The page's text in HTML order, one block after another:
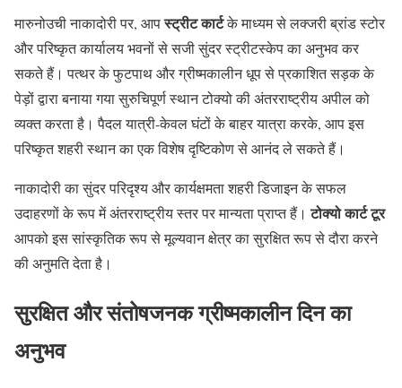
मारुनोउची नाकादोरी पर, आपस्ट्रीट कार्टके माध्यम से लक्जरी ब्रांड स्टोर
और परिष्कृत कार्यालय भवनों से सजी सुंदर स्ट्रीटस्केप का अनुभव कर
सकते हैं। पत्थर के फुटपाथ और ग्रीष्मकालीन धूप से प्रकाशित सड़क के
पेड़ों द्वारा बनाया गया सुरुचिपूर्ण स्थान टोक्यो की अंतरराष्ट्रीय अपील को
व्यक्त करता है। पैदल यात्री-केवल घंटों के बाहर यात्रा करके, आप इस
परिष्कृत शहरी स्थान का एक विशेष दृष्टिकोण से आनंद ले सकते हैं।
नाकादोरी का सुंदर परिदृश्य और कार्यक्षमता शहरी डिजाइन के सफल
उदाहरणों के रूप में अंतरराष्ट्रीय स्तर पर मान्यता प्राप्त हैं।टोक्यो कार्ट टूर
आपको इस सांस्कृतिक रूप से मूल्यवान क्षेत्र का सुरक्षित रूप से दौरा करने
की अनुमति देता है।
सुरक्षित और संतोषजनक ग्रीष्मकालीन दिन का
अनुभव